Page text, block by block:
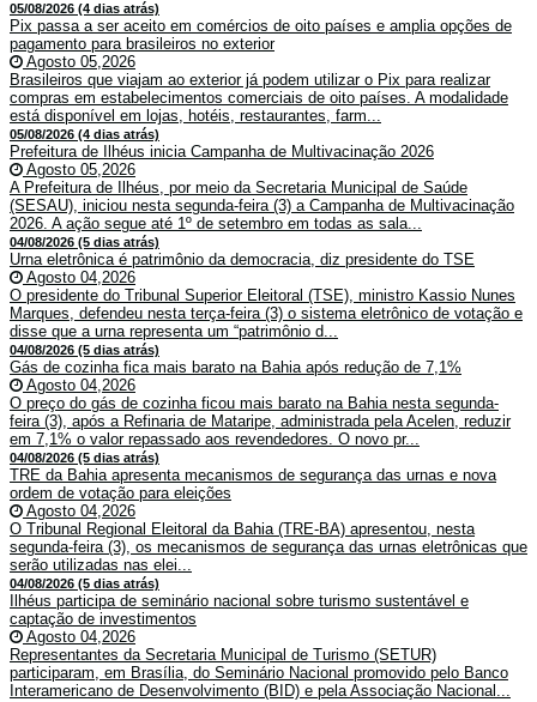
05/08/2026 (4 dias atrás)
Pix passa a ser aceito em comércios de oito países e amplia opções de
pagamento para brasileiros no exterior
Agosto 05,2026
Brasileiros que viajam ao exterior já podem utilizar o Pix para realizar
compras em estabelecimentos comerciais de oito países. A modalidade
está disponível em lojas, hotéis, restaurantes, farm...
05/08/2026 (4 dias atrás)
Prefeitura de Ilhéus inicia Campanha de Multivacinação 2026
Agosto 05,2026
A Prefeitura de Ilhéus, por meio da Secretaria Municipal de Saúde
(SESAU), iniciou nesta segunda-feira (3) a Campanha de Multivacinação
2026. A ação segue até 1º de setembro em todas as sala...
04/08/2026 (5 dias atrás)
Urna eletrônica é patrimônio da democracia, diz presidente do TSE
Agosto 04,2026
O presidente do Tribunal Superior Eleitoral (TSE), ministro Kassio Nunes
Marques, defendeu nesta terça-feira (3) o sistema eletrônico de votação e
disse que a urna representa um “patrimônio d...
04/08/2026 (5 dias atrás)
Gás de cozinha fica mais barato na Bahia após redução de 7,1%
Agosto 04,2026
O preço do gás de cozinha ficou mais barato na Bahia nesta segunda-
feira (3), após a Refinaria de Mataripe, administrada pela Acelen, reduzir
em 7,1% o valor repassado aos revendedores. O novo pr...
04/08/2026 (5 dias atrás)
TRE da Bahia apresenta mecanismos de segurança das urnas e nova
ordem de votação para eleições
Agosto 04,2026
O Tribunal Regional Eleitoral da Bahia (TRE-BA) apresentou, nesta
segunda-feira (3), os mecanismos de segurança das urnas eletrônicas que
serão utilizadas nas elei...
04/08/2026 (5 dias atrás)
Ilhéus participa de seminário nacional sobre turismo sustentável e
captação de investimentos
Agosto 04,2026
Representantes da Secretaria Municipal de Turismo (SETUR)
participaram, em Brasília, do Seminário Nacional promovido pelo Banco
Interamericano de Desenvolvimento (BID) e pela Associação Nacional...